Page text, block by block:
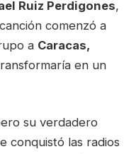
Ruiz Perdigones,
comenzó a
a Caracas,
en un
su verdadero
conquistó las radios